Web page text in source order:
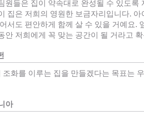
원들은 집이 약속대로 완성될 수 있도록
집은 저희의 영원한 보금자리입니다. 아
서도 편안하게 함께 살 수 있을 거예요.
안 저희에게 꼭 맞는 공간이 될 거라고 확
화를 이루는 집을 만들겠다는 목표는
아